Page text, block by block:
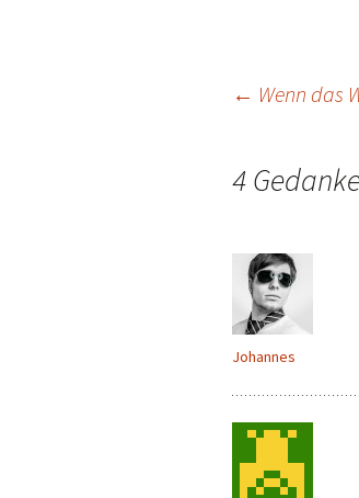
← Wenn das
4
Johannes